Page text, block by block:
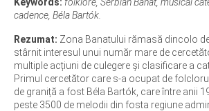
cadence, Béla Bartók.
Rezumat: Zona Banatului rămasă dincolo
stârnit interesul unui număr mare de
multiple acțiuni de culegere și clasificare a
Primul cercetător care s-a ocupat de
de graniță a fost Béla Bartók, care între anii
peste 3500 de melodii din fosta regiune